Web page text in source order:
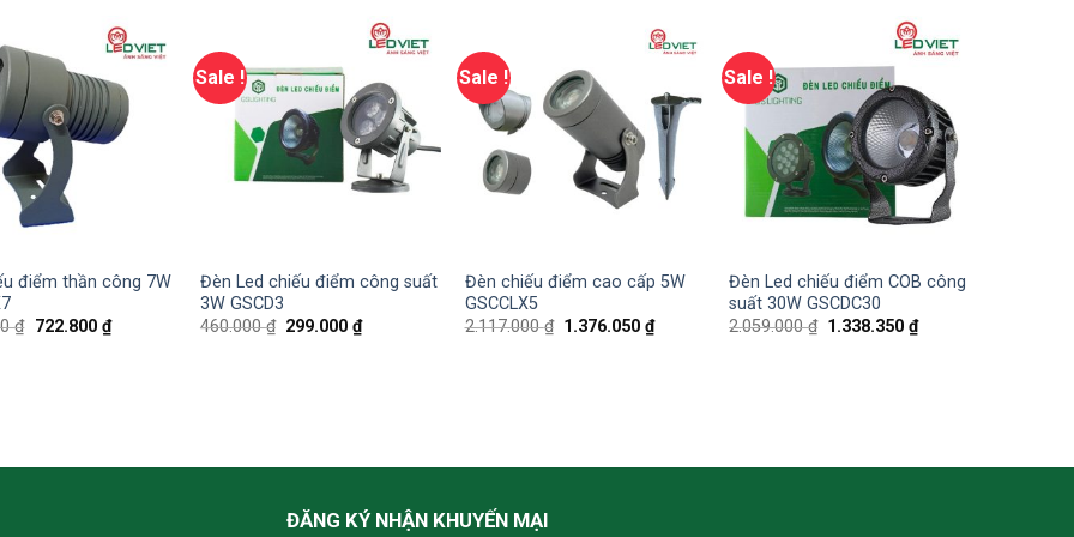
điểm thần công 7W
₫ 722.800 ₫
Sale !
Đèn Led chiếu điểm công suất
3W GSCD3
460.000₫ 299.000₫
Sale !
Đèn chiếu điểm cao cấp 5W
GSCCLX5
2.117.000₫ 1.376.050 ₫
Sale !
Đèn Led chiếu điểm COB công
suất 30W GSCDC30
2.059.000₫ 1.338.350₫
ĐĂNG KÝ NHẬN KHUYẾN MẠI